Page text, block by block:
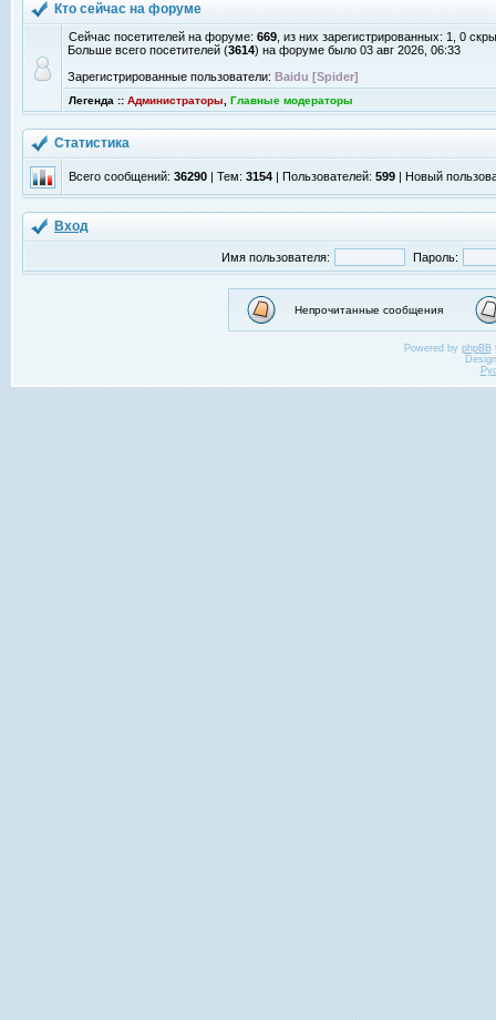
Кто сейчас на форуме
Сейчас посетителей на форуме: 669 , из них зарегистрированных: 1, 0
Больше всего посетителей (3614) на форуме было 03 авг 2026, 06:33
Зарегистрированные пользователи: Baidu [Spider]
Легенда :: Администраторы Главные модераторы
Статистика
Всего сообщений: 36290 | Тем: 3154 | Пользователей: 599 | Новый
Вход
Имя пользователя: Пароль:
Непрочитанные сообщения
Powered by phpBB